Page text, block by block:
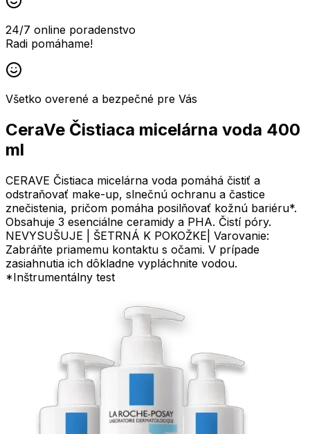
24/7 online poradenstvo
Radi pomáhame!
Všetko overené a bezpečné pre Vás
CeraVe Čistiaca micelárna voda 400
ml
CERAVE Čistiaca micelárna voda pomáhá čistiť a
odstraňovať make-up, slnečnú ochranu a častice
znečistenia, pričom pomáha posilňovať kožnú bariéru*.
Obsahuje 3 esenciálne ceramidy a PHA. Čistí póry.
NEVYSUŠUJE | ŠETRNÁ K POKOŽKE| Varovanie:
Zabráňte priamemu kontaktu s očami. V prípade
zasiahnutia ich dôkladne vypláchnite vodou.
*Inštrumentálny test